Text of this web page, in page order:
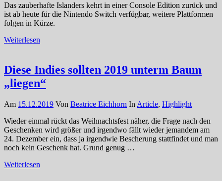
Das zauberhafte Islanders kehrt in einer Console Edition zurück und
ist ab heute für die Nintendo Switch verfügbar, weitere Plattformen
folgen in Kürze.
Weiterlesen
Diese Indies sollten 2019 unterm Baum
„liegen“
Am 15.12.2019 Von Beatrice Eichhorn In Article, Highlight
Wieder einmal rückt das Weihnachtsfest näher, die Frage nach den
Geschenken wird größer und irgendwo fällt wieder jemandem am
24. Dezember ein, dass ja irgendwie Bescherung stattfindet und man
noch kein Geschenk hat. Grund genug …
Weiterlesen